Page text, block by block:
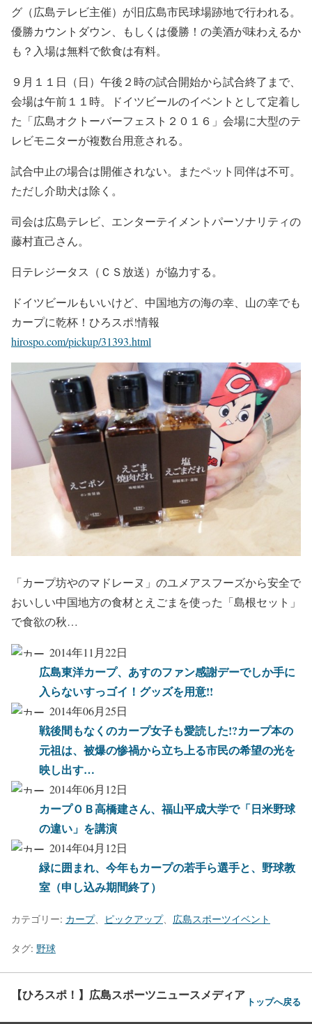
グ（広島テレビ主催）が旧広島市民球場跡地で行われる。
優勝カウントダウン、もしくは優勝！の美酒が味わえるか
も？入場は無料で飲食は有料。
９月１１日（日）午後２時の試合開始から試合終了まで、
会場は午前１１時。ドイツビールのイベントとして定着し
た「広島オクトーバーフェスト２０１６」会場に大型のテ
レビモニターが複数台用意される。
試合中止の場合は開催されない。またペット同伴は不可。
ただし介助犬は除く。
司会は広島テレビ、エンターテイメントパーソナリティの
藤村直己さん。
日テレジータス（ＣＳ放送）が協力する。
ドイツビールもいいけど、中国地方の海の幸、山の幸でも
カープに乾杯！ひろスポ!情報
hirospo.com/pickup/31393.html
「カープ坊やのマドレーヌ」のユメアスフーズから安全で
おいしい中国地方の食材とえごまを使った「島根セット」
で食欲の秋…
2014年11月22日
広島東洋カープ、あすのファン感謝デーでしか手に
入らないすっゴイ！グッズを用意!!
2014年06月25日
戦後間もなくのカープ女子も愛読した!?カープ本の
元祖は、被爆の惨禍から立ち上る市民の希望の光を
映し出す…
2014年06月12日
カープＯＢ高橋建さん、福山平成大学で「日米野球
の違い」を講演
2014年04月12日
緑に囲まれ、今年もカープの若手ら選手と、野球教
室（申し込み期間終了）
カテゴリー: カープ、 ピックアップ、 広島スポーツイベント
タグ: 野球
【ひろスポ！】広島スポーツニュースメディア トップへ戻る